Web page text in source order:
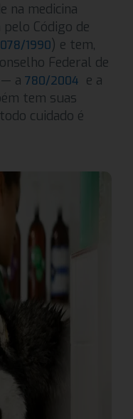
na medicina
Código de
1990) e tem,
Federal de
a 780/2004 e a
tem suas
cuidado é